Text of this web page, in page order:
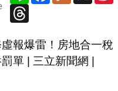
Threads
報爆雷！房地合一稅
單 | 三立新聞網 |